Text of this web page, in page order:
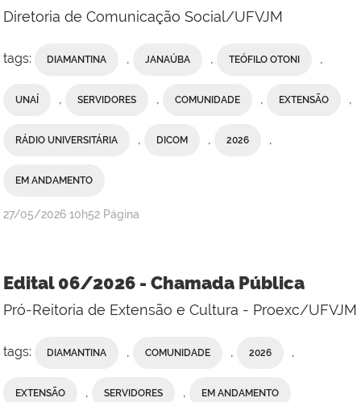
Diretoria de Comunicação Social/UFVJM
tags: DIAMANTINA JANAÚBA TEÓFILO OTONI
UNAÍ SERVIDORES COMUNIDADE EXTENSÃO
RÁDIO UNIVERSITÁRIA DICOM 2026
EM ANDAMENTO
publicado
27/05/2026 10h52 Página
Edital 06/2026 - Chamada Pública
Pró-Reitoria de Extensão e Cultura - Proexc/UFVJM
tags: DIAMANTINA , COMUNIDADE , 2026 ,
EXTENSÃO , SERVIDORES , EM ANDAMENTO